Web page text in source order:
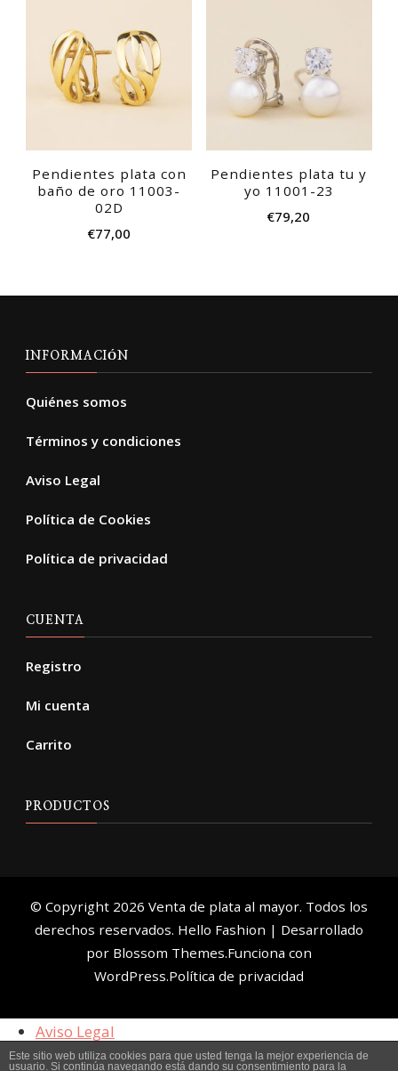
Pendientes plata con
baño de oro 11003-
02D
€77,00
Pendientes plata tu y
yo 11001-23
€79,20
INFORMACIÓN
Quiénes somos
Términos y condiciones
Aviso Legal
Política de Cookies
Política de privacidad
CUENTA
Registro
Mi cuenta
Carrito
PRODUCTOS
© Copyright 2026 Venta de plata al mayor. Todos los
derechos reservados. Hello Fashion | Desarrollado
por Blossom Themes.Funciona con
WordPress.Política de privacidad
Este sitio web utiliza cookies para que usted tenga la mejor experiencia de
usuario. Si continúa navegando está dando su consentimiento para la
Aviso Legal
Política de Privacidad